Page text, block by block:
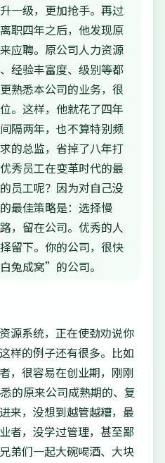
一级，更加抢手。再过
职四年之后，他发现原
应聘。原公司人力资源
经验丰富度、级别等都
熟悉本公司的业务，很
。这样，他就花了四年
隔两年，也不算特别频
的总监，省掉了八年打
秀员工在变革时代的最
员工呢？因为对自己没
最佳策略是：选择慢
，留在公司。优秀的人
留下。你的公司，很快
兔成窝”的公司。
源系统，正在使劲劝说你
样的例子还有很多。比如
，很容易在创业期，刚刚
的原来公司成熟期的、复
来，没想到越管越糟，最
者，没学过管理，甚至鄙
弟们一起大碗喝酒、大块